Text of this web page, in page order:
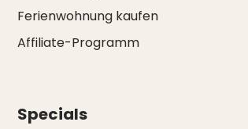
Ferienwohnung kaufen
Affiliate-Programm
Specials